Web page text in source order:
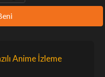
Anime İzleme